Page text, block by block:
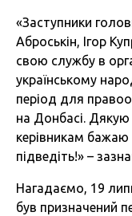
«Заступники
Аброськін, Ігор
свою службу в
українському
період для
на Донбасі.
керівникам бажаю
підведіть!» –
Нагадаємо, 19
був призначений